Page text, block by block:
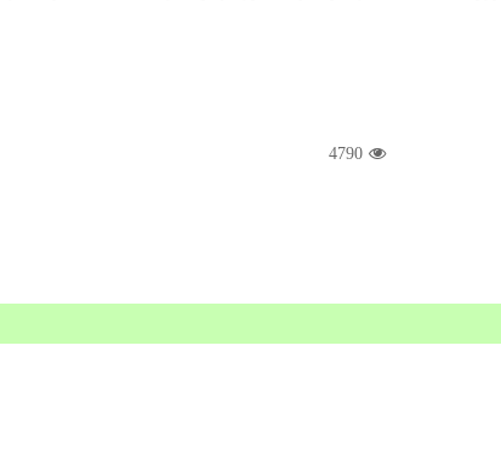
4790